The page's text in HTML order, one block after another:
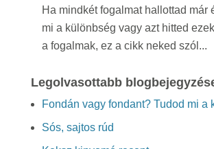
Ha mindkét fogalmat hallottad már
mi a különbség vagy azt hitted
a fogalmak, ez a cikk neked szól...
Legolvasottabb
Fondán vagy fondant? Tudod mi a
Sós, sajtos rúd